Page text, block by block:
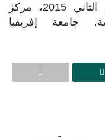
(3) التقرير الاستراتيجي الإفريقي الثاني 2015، مركز
جامعة إفريقيا